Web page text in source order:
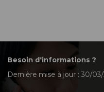
Besoin d'informations ?
Dernière mise à jour : 30/